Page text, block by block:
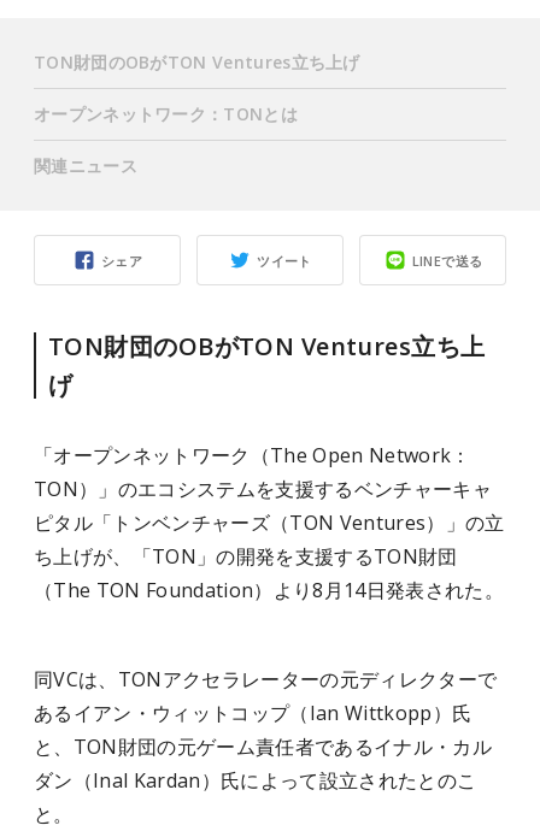
シェア ツイート LINEで送る
TON財団のOBがTON Ventures立ち上
げ
「オープンネットワーク（The Open Network：
TON）」のエコシステムを支援するベンチャーキャ
ピタル「トンベンチャーズ（TON Ventures）」の立
ち上げが、「TON」の開発を支援するTON財団
（The TON Foundation）より8月14日発表された。
同VCは、TONアクセラレーターの元ディレクターで
あるイアン・ウィットコップ（Ian Wittkopp）氏
と、TON財団の元ゲーム責任者であるイナル・カル
ダン（Inal Kardan）氏によって設立されたとのこ
と。
TON財団のOBがTON Ventures立ち上げ
オープンネットワーク：TONとは
関連ニュース